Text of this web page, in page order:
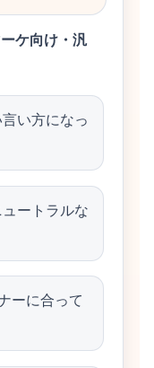
ケ向け・汎
い方になっ
ートラルな
ーに合って